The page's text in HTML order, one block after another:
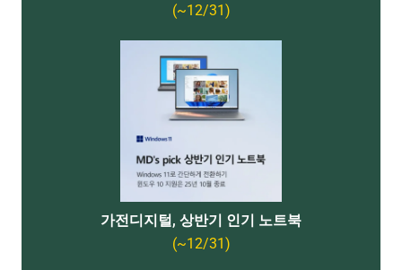
(~12/31)
가전디지털, 상반기 인기 노트북
(~12/31)